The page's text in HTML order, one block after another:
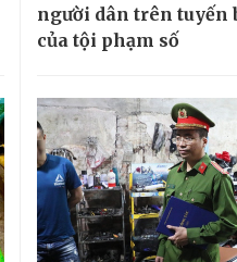
người dân trên tuyến
của tội phạm số